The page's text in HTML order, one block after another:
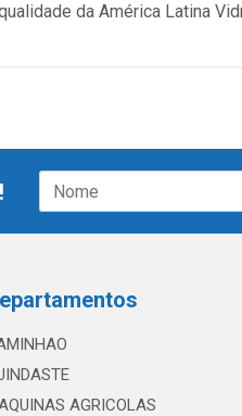
da América Latina
AGRICOLAS